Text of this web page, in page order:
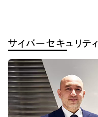
サイバーセキュリティ